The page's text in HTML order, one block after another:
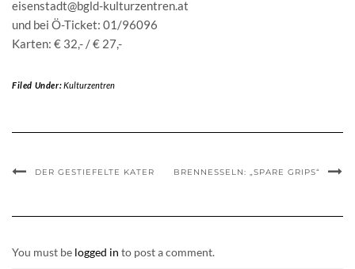
eisenstadt@bgld-kulturzentren.at
und bei Ö-Ticket: 01/96096
Karten: € 32,- / € 27,-
Filed Under:Kulturzentren
DER GESTIEFELTE KATER BRENNESSELN: „SPARE GRIPS“
You must be logged in to post a comment.